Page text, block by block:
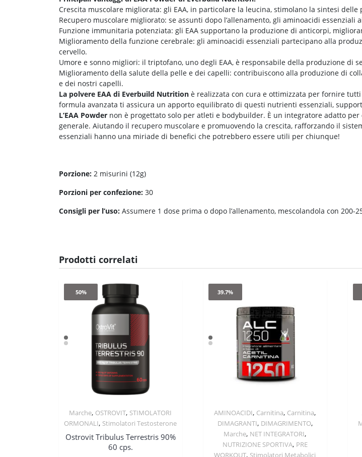
Crescita muscolare migliorata: gli EAA, in particolare la leucina, stimolano la sintesi
Recupero muscolare migliorato: se assunti dopo l’allenamento, gli aminoacidi
Funzione immunitaria potenziata: gli EAA supportano la produzione di anticorpi,
Miglioramento della funzione cerebrale: gli aminoacidi essenziali partecipano alla
cervello.
Umore e sonno migliori: il triptofano, uno degli EAA, è responsabile della produzione di
Miglioramento della salute della pelle e dei capelli: contribuiscono alla produzione di
e dei nostri capelli.
La polvere EAA di Everbuild Nutrition è realizzata con cura e ottimizzata per fornire
formula avanzata ti assicura un apporto equilibrato di questi nutrienti essenziali,
L’EAA Powder non è progettato solo per atleti e bodybuilder. È un integratore adatto
generale. Aiutando il recupero muscolare e promuovendo la crescita, rafforzando il
essenziali hanno una miriade di benefici che potrebbero essere utili per chiunque!
Porzione: 2 misurini (12g)
Porzioni per confezione: 30
Consigli per l’uso: Assumere 1 dose prima o dopo l’allenamento, mescolandola con 200-
Prodotti correlati
50%
Quick View
Marche, OSTROVIT, STIMOLATORI
ORMONALI, Stimolatori Testosterone
Ostrovit Tribulus Terrestris 90%
60 cps.
39.7%
Quick View
AMINOACIDI, Carnitina, Carnitina,
DIMAGRANTI, DIMAGRIMENTO,
Marche, NET INTEGRATORI,
NUTRIZIONE SPORTIVA, PRE
WORKOUT, Stimolatori Metabolici